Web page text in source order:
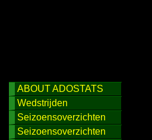
ABOUT ADOSTATS
Wedstrijden
Seizoensoverzichten
Seizoensoverzichten